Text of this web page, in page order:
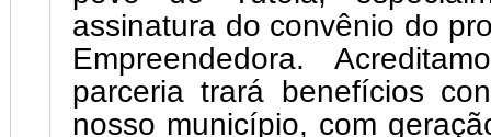
assinatura do convênio do
Empreendedora.
parceria trará benefícios
nosso município, com